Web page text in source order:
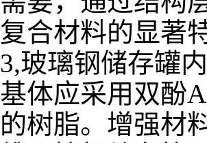
复合材料的显著
3,玻璃钢储存罐
基体应采用双酚
的树脂。增强材